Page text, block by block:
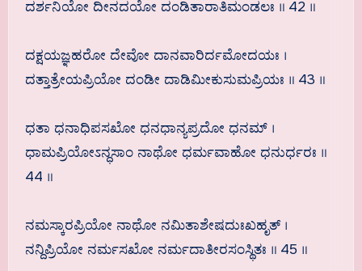
ದರ್ಶನಿಯೋ ದೀನದಯೋ ದಂಡಿತಾರಾತಿಮಂಡಲಃ ॥ 42 ॥
ದಕ್ಷಯಜ್ಞಹರೋ ದೇವೋ ದಾನವಾರಿರ್ದಮೋದಯಃ ।
ದತ್ತಾತ್ರೇಯಪ್ರಿಯೋ ದಂಡೀ ದಾಡಿಮೀಕುಸುಮಪ್ರಿಯಃ ॥ 43 ॥
ಧತಾ ಧನಾಧಿಪಸಖೋ ಧನಧಾನ್ಯಪ್ರದೋ ಧನಮ್ ।
ಧಾಮಪ್ರಿಯೋಽನ್ಧಸಾಂ ನಾಥೋ ಧರ್ಮವಾಹೋ ಧನುರ್ಧರಃ ॥
44 ॥
ನಮಸ್ಕಾರಪ್ರಿಯೋ ನಾಥೋ ನಮಿತಾಶೇಷದುಃಖಹೃತ್ ।
ನನ್ದಿಪ್ರಿಯೋ ನರ್ಮಸಖೋ ನರ್ಮದಾತೀರಸಂಸ್ಥಿತಃ ॥ 45 ॥